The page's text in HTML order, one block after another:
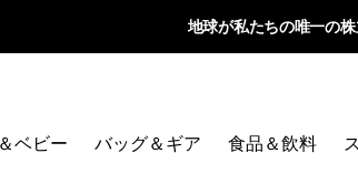
地球が私たちの唯一の
ベビー バッグ＆ギア 食品＆飲料